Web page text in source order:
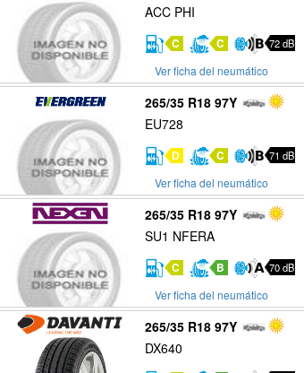
ACC PHI
C C 72 dB
Ver ficha del neumático
265/35 R18 97Y
EU728
D C 71 dB
Ver ficha del neumático
265/35 R18 97Y
SU1 NFERA
C B 70 dB
Ver ficha del neumático
265/35 R18 97Y
DX640